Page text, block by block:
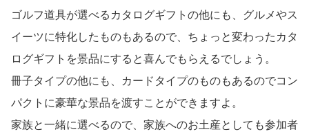
ゴルフ道具が選べるカタログギフトの他にも、グルメやス
イーツに特化したものもあるので、ちょっと変わったカタ
ログギフトを景品にすると喜んでもらえるでしょう。
冊子タイプの他にも、カードタイプのものもあるのでコン
パクトに豪華な景品を渡すことができますよ。
家族と一緒に選べるので、家族へのお土産としても参加者